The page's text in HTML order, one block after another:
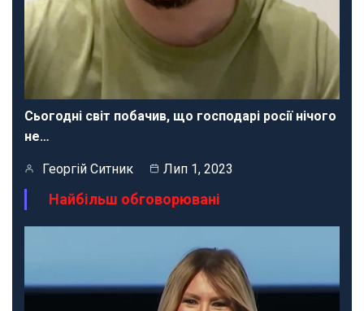
Сьогодні світ побачив, що господарі росії нічого
не…
Георгій Ситник Лип 1, 2023
Найбільш обговорювані